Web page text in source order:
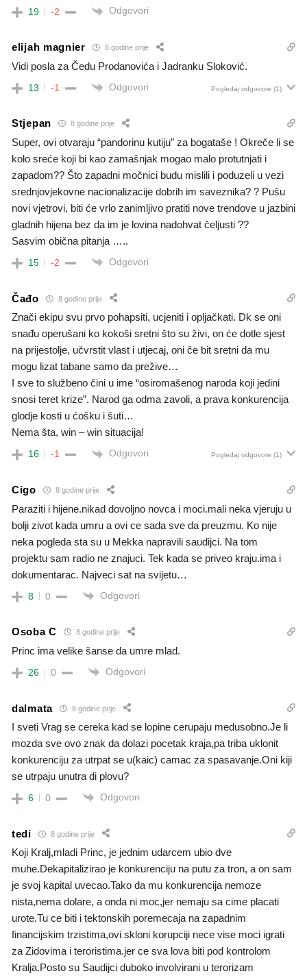
19 -2 Odgovori
elijah magnier 8 godine prije
Vidi posla za Čedu Prodanovića i Jadranku Sloković.
13 -1 Odgovori Pogledaj odgovore (1)
Stjepan 8 godine prije
Super, ovi otvaraju “pandorinu kutiju” za bogataše ! Okreče li se
kolo sreće koji bi kao zamašnjak mogao malo protutnjati i
zapadom?? Što zapadni močnici budu mislili i poduzeli u vezi
srednjovjekovne nacionalizacije dobrih im saveznika? ? Pušu
novi vjetrovi, biti će vrlo zanimljivo pratiti nove trendove u jazbini
gladnih hijena bez da im je lovina nadohvat čeljusti ??
Sasvim obična pitanja …..
15 -2 Odgovori
Čađo 8 godine prije
Znači ekipu svu prvo pohapsiti, ucjeniti i opljačkati. Dk se oni
snađu operušani ko kokoši sretni što su živi, on će dotle sjest
na prijestolje, učvrstit vlast i utjecaj, oni če bit sretni da mu
mogu lizat tabane samo da prežive…
I sve to službeno čini u ime “osiromašenog naroda koji jedini
snosi teret krize”. Narod ga odma zavoli, a prava konkurencija
glodje kosti u ćošku i šuti…
Nema šta, win – win situacija!
16 -1 Odgovori Pogledaj odgovore (1)
Cigo 8 godine prije
Paraziti i hijene.nikad dovoljno novca i moci.mali neka vjeruju u
bolji zivot kada umru a ovi ce sada sve da preuzmu. Ko nije
neka pogleda sta su u Mekka napravili saudijci. Na tom
projektu sam radio ne znajuci. Tek kada se priveo kraju.ima i
dokumentarac. Najveci sat na svijetu…
8 0 Odgovori
Osoba C 8 godine prije
Princ ima velike šanse da umre mlad.
26 0 Odgovori
dalmata 8 godine prije
I sveti Vrag se cereka kad se lopine cerupaju medusobno.Je li
mozda sve ovo znak da dolazi pocetak kraja,pa triba uklonit
konkurenciju za utrpat se u(kaic) camac za spasavanje.Oni kiji
se utrpaju unutra di plovu?
6 0 Odgovori
tedi 8 godine prije
Koji Kralj,mladi Princ, je jednim udarcem ubio dve
muhe.Dekapitalizirao je konkurenciju na putu za tron, a on sam
je svoj kapital uvecao.Tako da mu konkurencija nemoze
nista,nema dolare, a onda ni moc,jer nemaju sa cime placati
urote.Tu ce biti i tektonskih poremecaja na zapadnim
financijskim trzistima,ovi skloni korupciji nece vise moci igrati
za Zidovima i teroristima.jer ce sva lova biti pod kontrolom
Kralja.Posto su Saudijci duboko involvirani u terorizam